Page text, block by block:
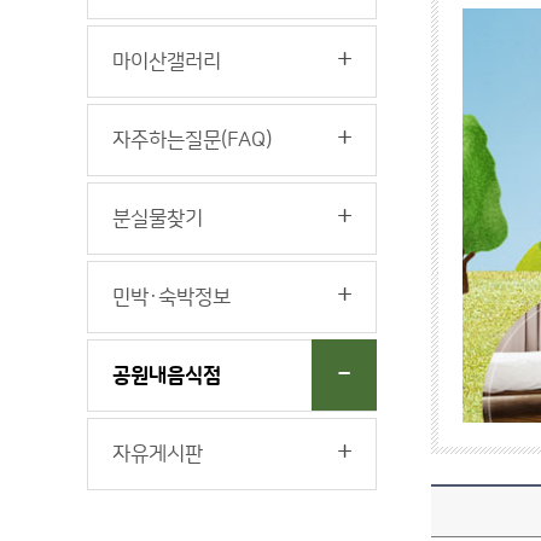
마이산갤러리
자주하는질문(FAQ)
분실물찾기
민박·숙박정보
공원내음식점
자유게시판